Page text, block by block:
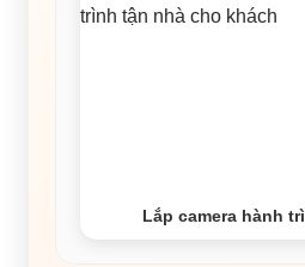
Lắp camera hành